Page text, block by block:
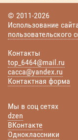
© 2011-2026
Использование
пользовательского
Контакты
top_6464@mail.ru
cacca@yandex.ru
Контактная форма
Мы в соц сетях
dzen
ВКонтакте
Одноклассники